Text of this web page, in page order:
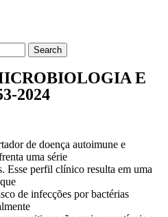
Search
E
2024
de doença autoimune e
uma série
Esse perfil clínico resulta em uma
de infecções por bactérias